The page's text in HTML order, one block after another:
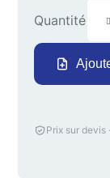
Quantité
Prix sur devis